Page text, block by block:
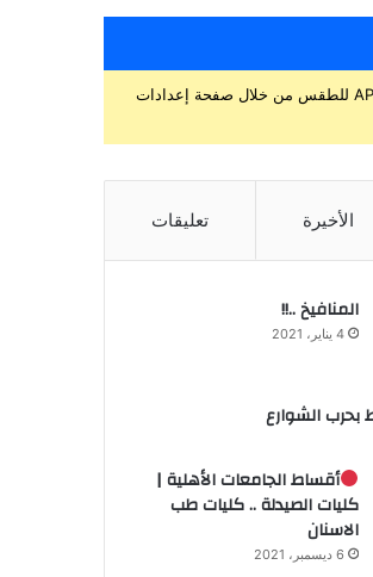
يجب عليك إضافة مفتاح API للطقس من خلال صفحة إعدادات
الأخيرة تعليقات
المنافيخ ..!!
4 يناير، 2021
بحرب الشوارع
أقساط الجامعات الأهلية |
كليات الصيدلة .. كليات طب
الاسنان
6 ديسمبر، 2021